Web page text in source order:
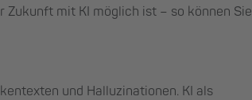
Zukunft mit KI möglich ist – so können Sie
und Halluzinationen. KI als